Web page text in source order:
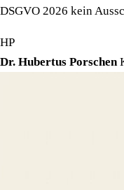
DSGVO 2026 kein
HP
Dr. Hubertus Porschen